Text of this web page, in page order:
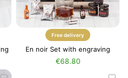
Free delivery
En noir Set with engraving
€68.80